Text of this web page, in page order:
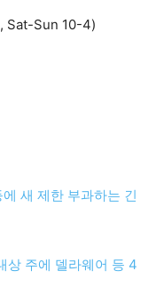
Sat-Sun 10-4)
새 제한 부과하는 긴
상 주에 델라웨어 등 4